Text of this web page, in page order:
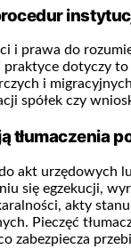
i prawa do
dotyczy
i
spółek czy
tłumaczenia
akt urzędowych
się egzekucji,
akty
Pieczęć
zabezpiecza